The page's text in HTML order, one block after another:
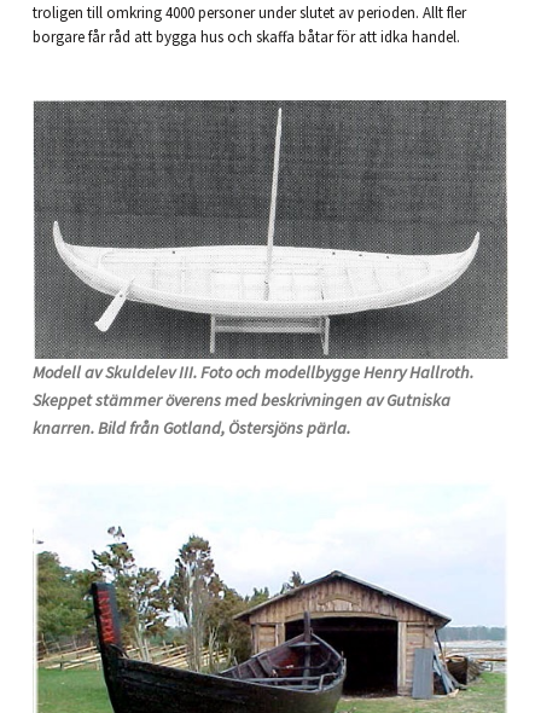
troligen till omkring 4000 personer under slutet av perioden. Allt fler
borgare får råd att bygga hus och skaffa båtar för att idka handel.
Modell av Skuldelev III. Foto och modellbygge Henry Hallroth.
Skeppet stämmer överens med beskrivningen av Gutniska
knarren. Bild från Gotland, Östersjöns pärla.